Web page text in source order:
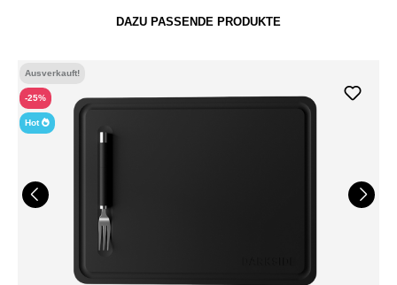
DAZU PASSENDE PRODUKTE
Ausverkauft!
-25%
Hot